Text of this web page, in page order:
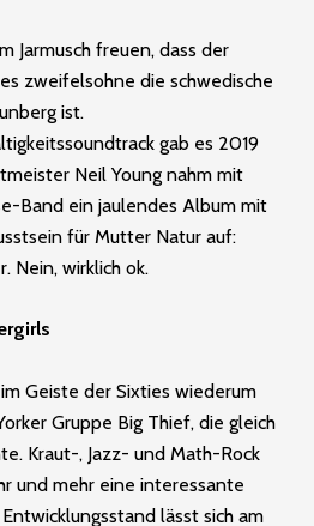
Jarmusch freuen, dass der
zweifelsohne die schwedische
ist.
gab es 2019
Neil Young nahm mit
Band ein jaulendes Album mit
für Mutter Natur auf:
Nein, wirklich ok.
Geiste der Sixties wiederum
Gruppe Big Thief, die gleich
Kraut-, Jazz- und Math-Rock
und mehr eine interessante
lässt sich am